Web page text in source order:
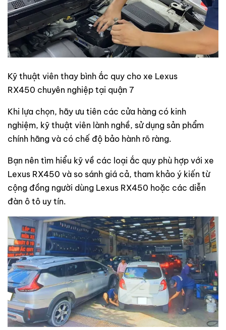
Kỹ thuật viên thay bình ắc quy cho xe Lexus
RX450 chuyên nghiệp tại quận 7
Khi lựa chọn, hãy ưu tiên các cửa hàng có kinh
nghiệm, kỹ thuật viên lành nghề, sử dụng sản phẩm
chính hãng và có chế độ bảo hành rõ ràng.
Bạn nên tìm hiểu kỹ về các loại ắc quy phù hợp với xe
Lexus RX450 và so sánh giá cả, tham khảo ý kiến từ
cộng đồng người dùng Lexus RX450 hoặc các diễn
đàn ô tô uy tín.